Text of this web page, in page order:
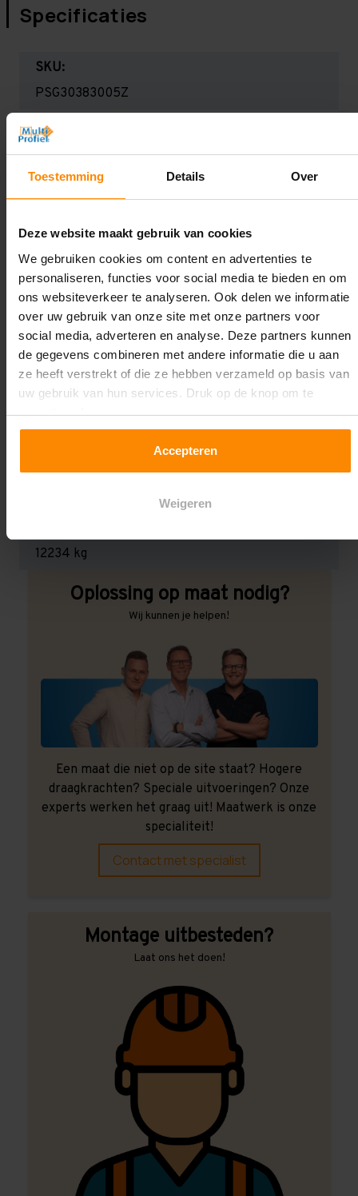
Toestemming Details Over
Deze website maakt gebruik van cookies
We gebruiken cookies om content en advertenties te
personaliseren, functies voor social media te bieden en om
ons websiteverkeer te analyseren. Ook delen we informatie
over uw gebruik van onze site met onze partners voor
social media, adverteren en analyse. Deze partners kunnen
de gegevens combineren met andere informatie die u aan
ze heeft verstrekt of die ze hebben verzameld op basis van
uw gebruik van hun services. Druk op de knop om te
accepteren!
Accepteren
Weigeren
Specificaties
SKU:
PSG30383005Z
Hoogte:
3.000 mm
Diepte:
Lengte:
38.300 mm
Liggerlengte:
2.700 mm
Aantal niveaus:
5
Kleur staanders:
Draagkracht per liggerniveau:
3.000 kg (1.000 kg per pallet)
12234 kg
Oplossing op maat nodig?
Wij kunnen je helpen!
Een maat die niet op de site staat? Hogere
draagkrachten? Speciale uitvoeringen? Onze
experts werken het graag uit! Maatwerk is onze
specialiteit!
Contact met specialist
Montage uitbesteden?
Laat ons het doen!